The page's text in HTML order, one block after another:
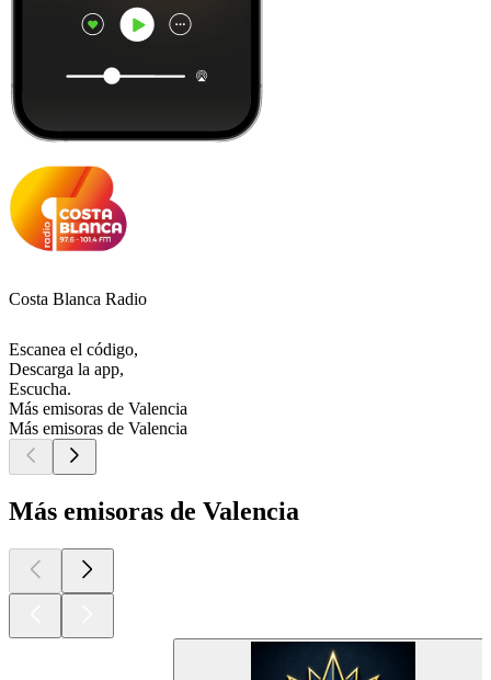
Costa Blanca Radio
Escanea el código,
Descarga la app,
Escucha.
Más emisoras de Valencia
Más emisoras de Valencia
Más emisoras de Valencia